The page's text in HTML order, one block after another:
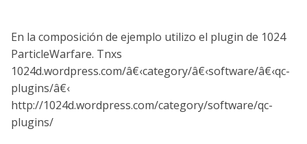
Entrar
Crear Cuenta
En la composición de ejemplo utilizo el plugin de 1024
ParticleWarfare. Tnxs
1024d.wordpress.com/â€‹category/â€‹software/â€‹qc-
plugins/â€‹
http://1024d.wordpress.com/category/software/qc-
plugins/